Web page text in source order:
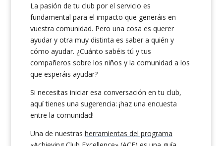
La pasión de tu club por el servicio es
fundamental para el impacto que generáis en
vuestra comunidad. Pero una cosa es querer
ayudar y otra muy distinta es saber a quién y
cómo ayudar. ¿Cuánto sabéis tú y tus
compañeros sobre los niños y la comunidad a los
que esperáis ayudar?
Si necesitas iniciar esa conversación en tu club,
aquí tienes una sugerencia: ¡haz una encuesta
entre la comunidad!
Una de nuestras herramientas del programa